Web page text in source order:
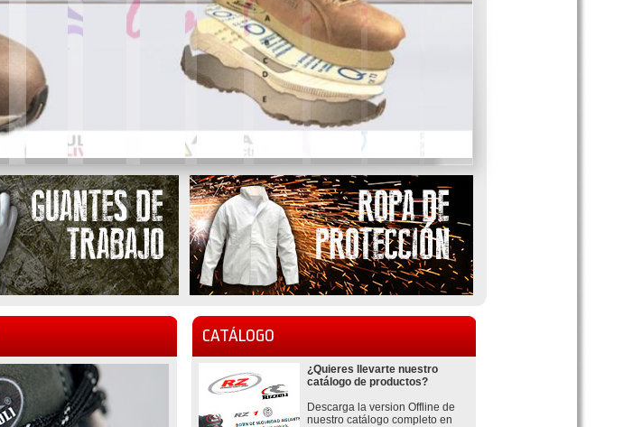
CATÁLOGO
¿Quieres llevarte nuestro
catálogo de productos?
Descarga la version Offline de
nuestro catálogo completo en